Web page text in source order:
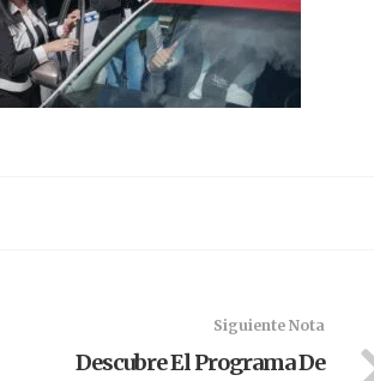
Siguiente Nota
Descubre El Programa De